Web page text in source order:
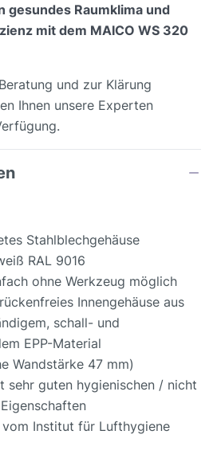
gesundes Raumklima und
mit dem MAICO WS 320
und zur Klärung
Ihnen unsere Experten
Stahlblechgehäuse
RAL 9016
ohne Werkzeug möglich
Innengehäuse aus
schall- und
EPP-Material
Wandstärke 47 mm)
sehr guten hygienischen / nicht
Institut für Lufthygiene